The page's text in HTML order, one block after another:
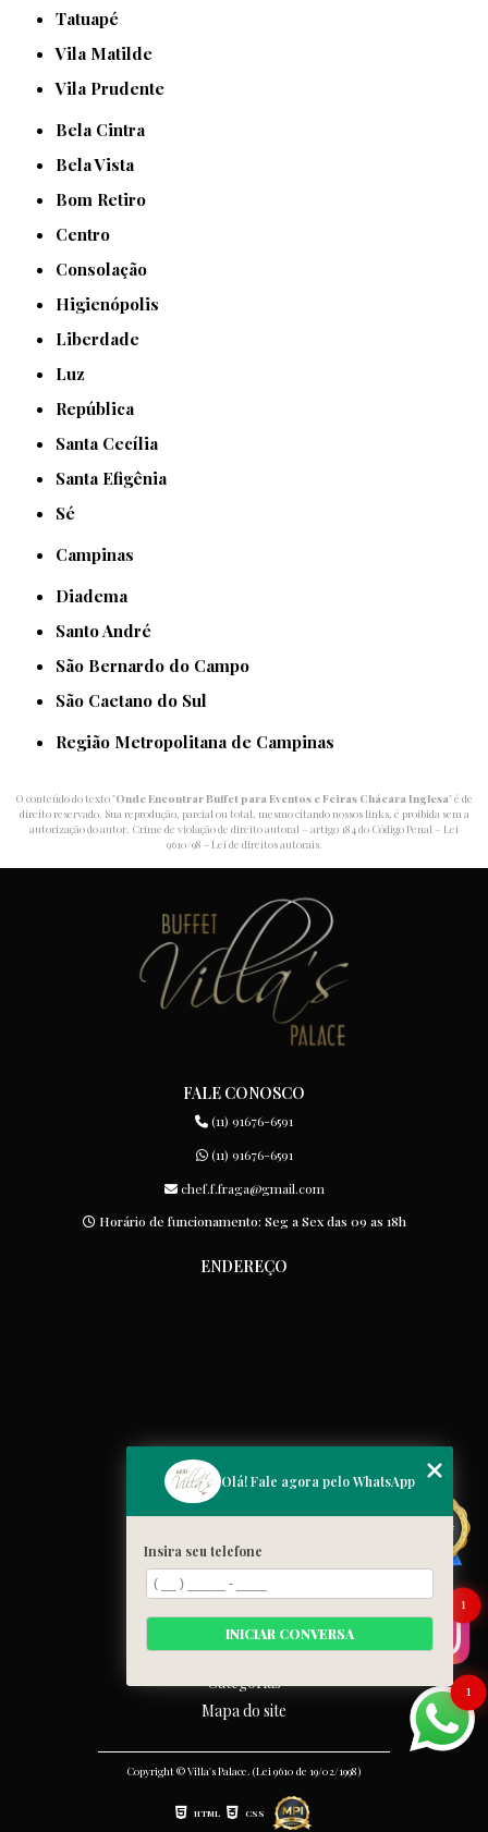
Tatuapé
Vila Matilde
Vila Prudente
Bela Cintra
Bela Vista
Bom Retiro
Centro
Consolação
Higienópolis
Liberdade
Luz
República
Santa Cecília
Santa Efigênia
Sé
Campinas
Diadema
Santo André
São Bernardo do Campo
São Caetano do Sul
Região Metropolitana de Campinas
O conteúdo do texto "Onde Encontrar Buffet para Eventos e Feiras Chácara Inglesa" é de
direito reservado. Sua reprodução, parcial ou total, mesmo citando nossos links, é proibida sem a
autorização do autor. Crime de violação de direito autoral – artigo 184 do Código Penal – Lei
9610/98 - Lei de direitos autorais.
FALE CONOSCO
(11) 91676-6591
(11) 91676-6591
chef.f.fraga@gmail.com
Horário de funcionamento: Seg a Sex das 09 as 18h
ENDEREÇO
MENU
Home
Cardápio
Blog
Galeria
Contato
Categorias
Mapa do site
Copyright © Villa's Palace. (Lei 9610 de 19/02/1998)
HTML CSS
1
Olá! Fale agora pelo WhatsApp
Insira seu telefone
INICIAR CONVERSA
1